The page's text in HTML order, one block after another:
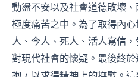
動盪不安以及社會道德敗壞
極度痛苦之中。為了取得內
人、今人、死人、活人寫信
對現代社會的懷疑。最後終